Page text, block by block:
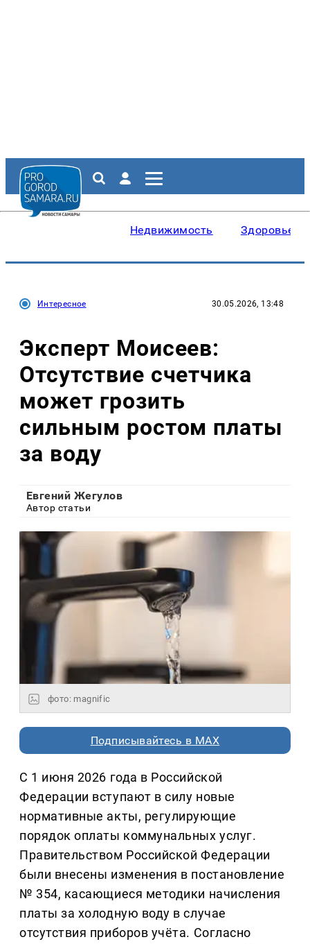
Недвижимость Здоровье
Интересное 30.05.2026, 13:48
Эксперт Моисеев:
Отсутствие счетчика
может грозить
сильным ростом платы
за воду
Евгений Жегулов
Автор статьи
фото: magnific
Подписывайтесь в MAX
С 1 июня 2026 года в Российской
Федерации вступают в силу новые
нормативные акты, регулирующие
порядок оплаты коммунальных услуг.
Правительством Российской Федерации
были внесены изменения в постановление
№ 354, касающиеся методики начисления
платы за холодную воду в случае
отсутствия приборов учёта. Согласно